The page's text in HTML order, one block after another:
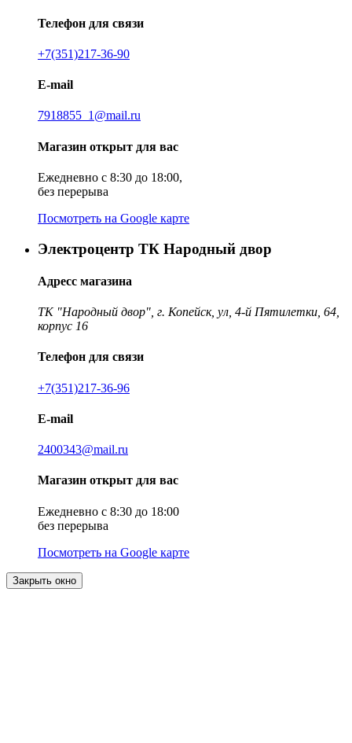
Телефон для связи
+7(351)217-36-90
E-mail
7918855_1@mail.ru
Магазин открыт для вас
Ежедневно с 8:30 до 18:00,
без перерыва
Посмотреть на Google карте
Электроцентр ТК Народный двор
Адресс магазина
ТК "Народный двор", г. Копейск, ул, 4-й Пятилетки, 64,
корпус 16
Телефон для связи
+7(351)217-36-96
E-mail
2400343@mail.ru
Магазин открыт для вас
Ежедневно с 8:30 до 18:00
без перерыва
Посмотреть на Google карте
Закрыть окно